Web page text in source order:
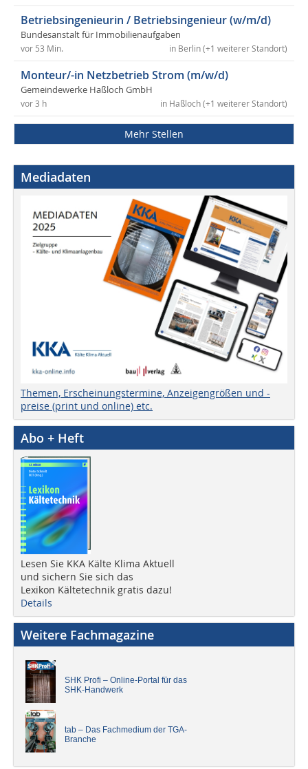
Betriebsingenieurin / Betriebsingenieur (w/m/d)
Bundesanstalt für Immobilienaufgaben
in Berlin (+1 weiterer Standort)
vor 53 Min.
Monteur/-in Netzbetrieb Strom (m/w/d)
Gemeindewerke Haßloch GmbH
in Haßloch (+1 weiterer Standort)
vor 3 h
Mehr Stellen
Mediadaten
Themen, Erscheinungstermine, Anzeigengrößen und -
preise (print und online) etc.
Abo + Heft
Lesen Sie KKA Kälte Klima Aktuell
und sichern Sie sich das
Lexikon Kältetechnik gratis dazu!
Details
Weitere Fachmagazine
SHK Profi – Online-Portal für das
SHK-Handwerk
tab – Das Fachmedium der TGA-
Branche